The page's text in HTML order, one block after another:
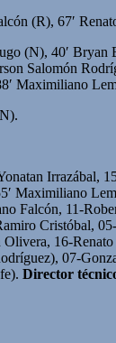
(R), 67′
(N), 40′ Bryan
Salomón
Maximiliano
Irrazábal,
Maximiliano
Falcón, 11-
Cristóbal,
16-Renato
07-
Director